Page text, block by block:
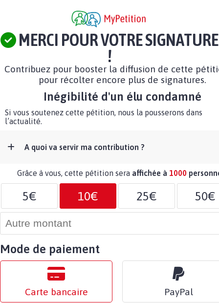
MERCI POUR VOTRE SIGNATURE
!
Contribuez pour booster la diffusion de cette
pour récolter encore plus de signatures.
Inégibilité d'un élu condamné
Si vous soutenez cette pétition, nous la pousserons dans
l’actualité.
A quoi va servir ma contribution ?
Grâce à vous, cette pétition sera affichée à 1000
5€ 10€ 25€ 50€
Mode de paiement
Carte bancaire PayPal